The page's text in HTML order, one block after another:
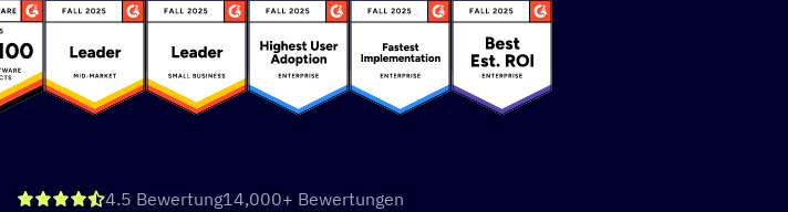
4.5 Bewertungvon 5 Sternen
14,000+ Bewertungen